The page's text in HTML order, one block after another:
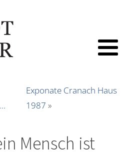
Exponate Cranach Haus
1987 »
Mensch ist